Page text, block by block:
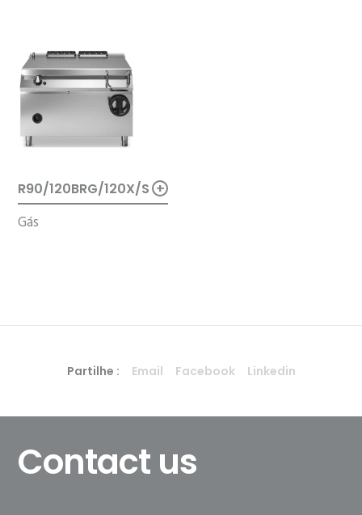
R90/120BRG/120X/S +
Gás
Partilhe : Email Facebook Linkedin
Contact us